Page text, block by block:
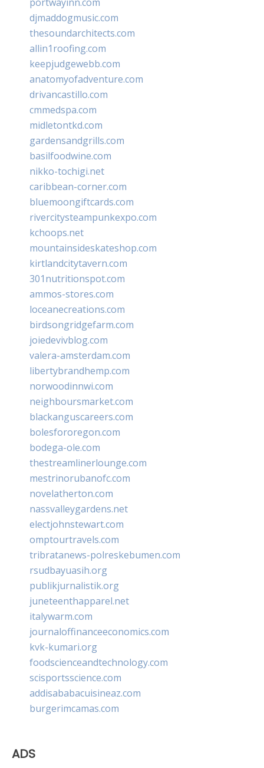
djmaddogmusic.com
thesoundarchitects.com
allin1roofing.com
keepjudgewebb.com
anatomyofadventure.com
drivancastillo.com
cmmedspa.com
midletontkd.com
gardensandgrills.com
basilfoodwine.com
nikko-tochigi.net
caribbean-corner.com
bluemoongiftcards.com
rivercitysteampunkexpo.com
kchoops.net
mountainsideskateshop.com
kirtlandcitytavern.com
301nutritionspot.com
ammos-stores.com
loceanecreations.com
birdsongridgefarm.com
joiedevivblog.com
valera-amsterdam.com
libertybrandhemp.com
norwoodinnwi.com
neighboursmarket.com
blackanguscareers.com
bolesfororegon.com
bodega-ole.com
thestreamlinerlounge.com
mestrinorubanofc.com
novelatherton.com
nassvalleygardens.net
electjohnstewart.com
omptourtravels.com
tribratanews-polreskebumen.com
rsudbayuasih.org
publikjurnalistik.org
juneteenthapparel.net
italywarm.com
journaloffinanceeconomics.com
kvk-kumari.org
foodscienceandtechnology.com
scisportsscience.com
addisababacuisineaz.com
burgerimcamas.com
ADS